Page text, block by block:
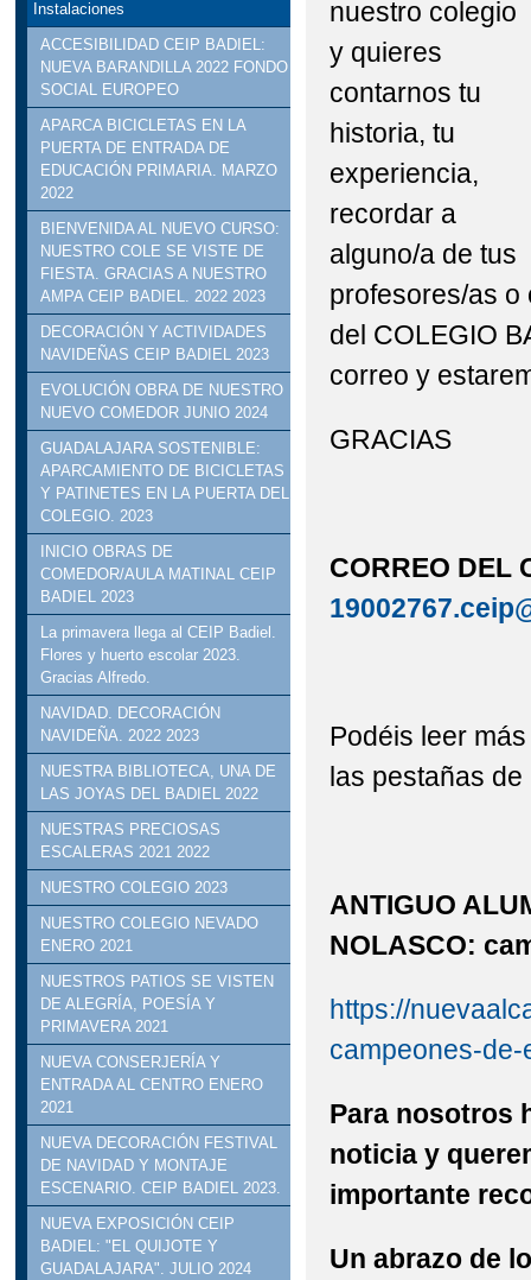
STEAM: TALLER DE
VISITA
DELEGADO DE
Instalaciones
ACCESIBILIDAD CEIP BADIEL:
NUEVA BARANDILLA 2022 FONDO
SOCIAL EUROPEO
APARCA BICICLETAS EN LA
PUERTA DE ENTRADA DE
EDUCACIÓN PRIMARIA. MARZO
2022
BIENVENIDA AL NUEVO CURSO:
NUESTRO COLE SE VISTE DE
FIESTA. GRACIAS A NUESTRO
AMPA CEIP BADIEL. 2022 2023
DECORACIÓN Y ACTIVIDADES
NAVIDEÑAS CEIP BADIEL 2023
EVOLUCIÓN OBRA DE NUESTRO
NUEVO COMEDOR JUNIO 2024
GUADALAJARA SOSTENIBLE:
APARCAMIENTO DE BICICLETAS
Y PATINETES EN LA PUERTA DEL
COLEGIO. 2023
INICIO OBRAS DE
COMEDOR/AULA MATINAL CEIP
BADIEL 2023
La primavera llega al CEIP Badiel.
Flores y huerto escolar 2023.
Gracias Alfredo.
NAVIDAD. DECORACIÓN
NAVIDEÑA. 2022 2023
NUESTRA BIBLIOTECA, UNA DE
LAS JOYAS DEL BADIEL 2022
NUESTRAS PRECIOSAS
ESCALERAS 2021 2022
NUESTRO COLEGIO 2023
NUESTRO COLEGIO NEVADO
ENERO 2021
NUESTROS PATIOS SE VISTEN
DE ALEGRÍA, POESÍA Y
PRIMAVERA 2021
NUEVA CONSERJERÍA Y
ENTRADA AL CENTRO ENERO
2021
NUEVA DECORACIÓN FESTIVAL
DE NAVIDAD Y MONTAJE
ESCENARIO. CEIP BADIEL 2023.
NUEVA EXPOSICIÓN CEIP
BADIEL: "EL QUIJOTE Y
GUADALAJARA". JULIO 2024
nuestro colegio
y quieres
contarnos tu
historia, tu
experiencia,
recordar a
alguno/a de tus
profesores/as o
del COLEGIO
correo y
GRACIAS
CORREO DEL
Podéis leer
las pestañas
ANTIGUO
NOLASCO:
https://
campeones-
Para nosotros
noticia y
importante
Un abrazo de